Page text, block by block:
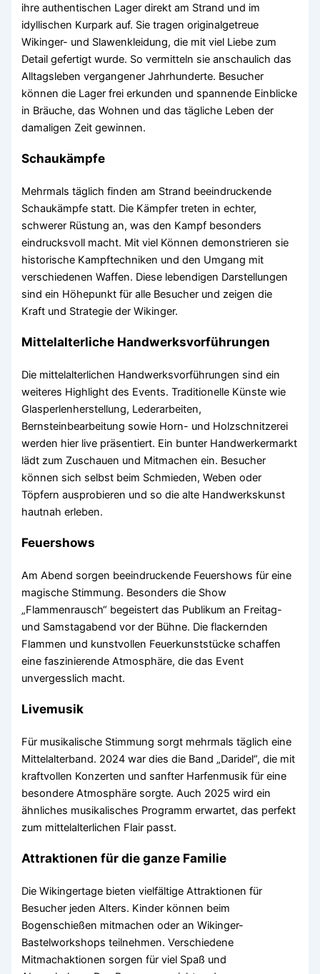
ihre authentischen Lager direkt am Strand und im
idyllischen Kurpark auf. Sie tragen originalgetreue
Wikinger- und Slawenkleidung, die mit viel Liebe zum
Detail gefertigt wurde. So vermitteln sie anschaulich das
Alltagsleben vergangener Jahrhunderte. Besucher
können die Lager frei erkunden und spannende Einblicke
in Bräuche, das Wohnen und das tägliche Leben der
damaligen Zeit gewinnen.
Schaukämpfe
Mehrmals täglich finden am Strand beeindruckende
Schaukämpfe statt. Die Kämpfer treten in echter,
schwerer Rüstung an, was den Kampf besonders
eindrucksvoll macht. Mit viel Können demonstrieren sie
historische Kampftechniken und den Umgang mit
verschiedenen Waffen. Diese lebendigen Darstellungen
sind ein Höhepunkt für alle Besucher und zeigen die
Kraft und Strategie der Wikinger.
Mittelalterliche Handwerksvorführungen
Die mittelalterlichen Handwerksvorführungen sind ein
weiteres Highlight des Events. Traditionelle Künste wie
Glasperlenherstellung, Lederarbeiten,
Bernsteinbearbeitung sowie Horn- und Holzschnitzerei
werden hier live präsentiert. Ein bunter Handwerkermarkt
lädt zum Zuschauen und Mitmachen ein. Besucher
können sich selbst beim Schmieden, Weben oder
Töpfern ausprobieren und so die alte Handwerkskunst
hautnah erleben.
Feuershows
Am Abend sorgen beeindruckende Feuershows für eine
magische Stimmung. Besonders die Show
„Flammenrausch“ begeistert das Publikum an Freitag-
und Samstagabend vor der Bühne. Die flackernden
Flammen und kunstvollen Feuerkunststücke schaffen
eine faszinierende Atmosphäre, die das Event
unvergesslich macht.
Livemusik
Für musikalische Stimmung sorgt mehrmals täglich eine
Mittelalterband. 2024 war dies die Band „Daridel“, die mit
kraftvollen Konzerten und sanfter Harfenmusik für eine
besondere Atmosphäre sorgte. Auch 2025 wird ein
ähnliches musikalisches Programm erwartet, das perfekt
zum mittelalterlichen Flair passt.
Attraktionen für die ganze Familie
Die Wikingertage bieten vielfältige Attraktionen für
Besucher jeden Alters. Kinder können beim
Bogenschießen mitmachen oder an Wikinger-
Bastelworkshops teilnehmen. Verschiedene
Mitmachaktionen sorgen für viel Spaß und